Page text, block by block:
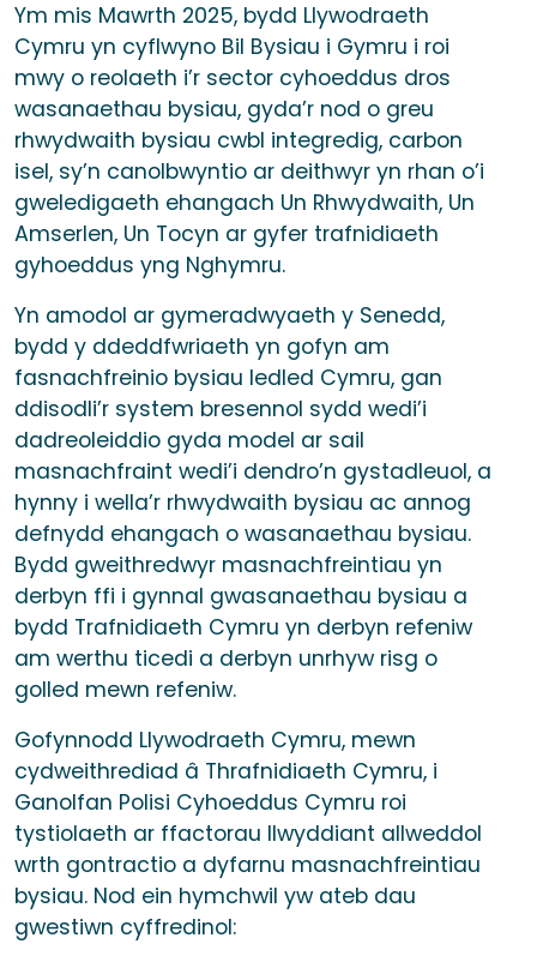
Ym mis Mawrth 2025, bydd Llywodraeth
Cymru yn cyflwyno Bil Bysiau i Gymru i roi
mwy o reolaeth i’r sector cyhoeddus dros
wasanaethau bysiau, gyda’r nod o greu
rhwydwaith bysiau cwbl integredig, carbon
isel, sy’n canolbwyntio ar deithwyr yn rhan o’i
gweledigaeth ehangach Un Rhwydwaith, Un
Amserlen, Un Tocyn ar gyfer trafnidiaeth
gyhoeddus yng Nghymru.
Yn amodol ar gymeradwyaeth y Senedd,
bydd y ddeddfwriaeth yn gofyn am
fasnachfreinio bysiau ledled Cymru, gan
ddisodli’r system bresennol sydd wedi’i
dadreoleiddio gyda model ar sail
masnachfraint wedi’i dendro’n gystadleuol, a
hynny i wella’r rhwydwaith bysiau ac annog
defnydd ehangach o wasanaethau bysiau.
Bydd gweithredwyr masnachfreintiau yn
derbyn ffi i gynnal gwasanaethau bysiau a
bydd Trafnidiaeth Cymru yn derbyn refeniw
am werthu ticedi a derbyn unrhyw risg o
golled mewn refeniw.
Gofynnodd Llywodraeth Cymru, mewn
cydweithrediad â Thrafnidiaeth Cymru, i
Ganolfan Polisi Cyhoeddus Cymru roi
tystiolaeth ar ffactorau llwyddiant allweddol
wrth gontractio a dyfarnu masnachfreintiau
bysiau. Nod ein hymchwil yw ateb dau
gwestiwn cyffredinol: